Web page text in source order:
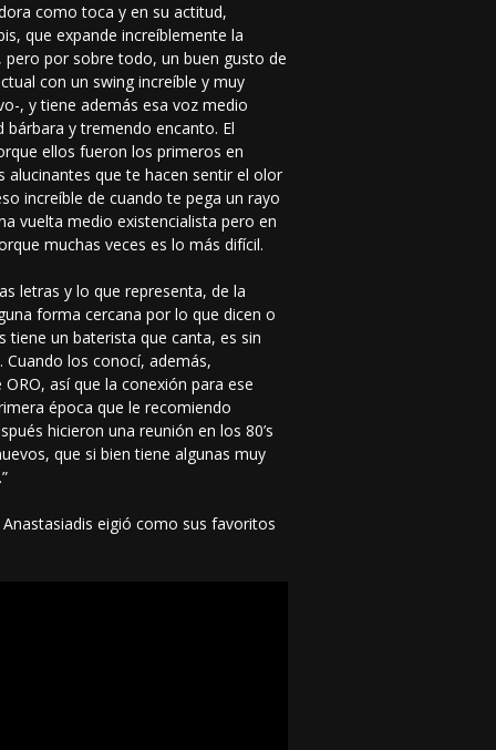
como toca y en su actitud,
que expande increíblemente la
por sobre todo, un buen gusto de
con un swing increíble y muy
, y tiene además esa voz medio
y tremendo encanto. El
ellos fueron los primeros en
alucinantes que te hacen sentir el olor
increíble de cuando te pega un rayo
vuelta medio existencialista pero en
muchas veces es lo más difícil.
letras y lo que representa, de la
forma cercana por lo que dicen o
un baterista que canta, es sin
Cuando los conocí, además,
así que la conexión para ese
época que le recomiendo
hicieron una reunión en los 80’s
que si bien tiene algunas muy
eigió como sus favoritos